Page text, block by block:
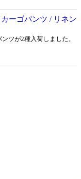
ーゴパンツ / リネン
ツが2種入荷しました。